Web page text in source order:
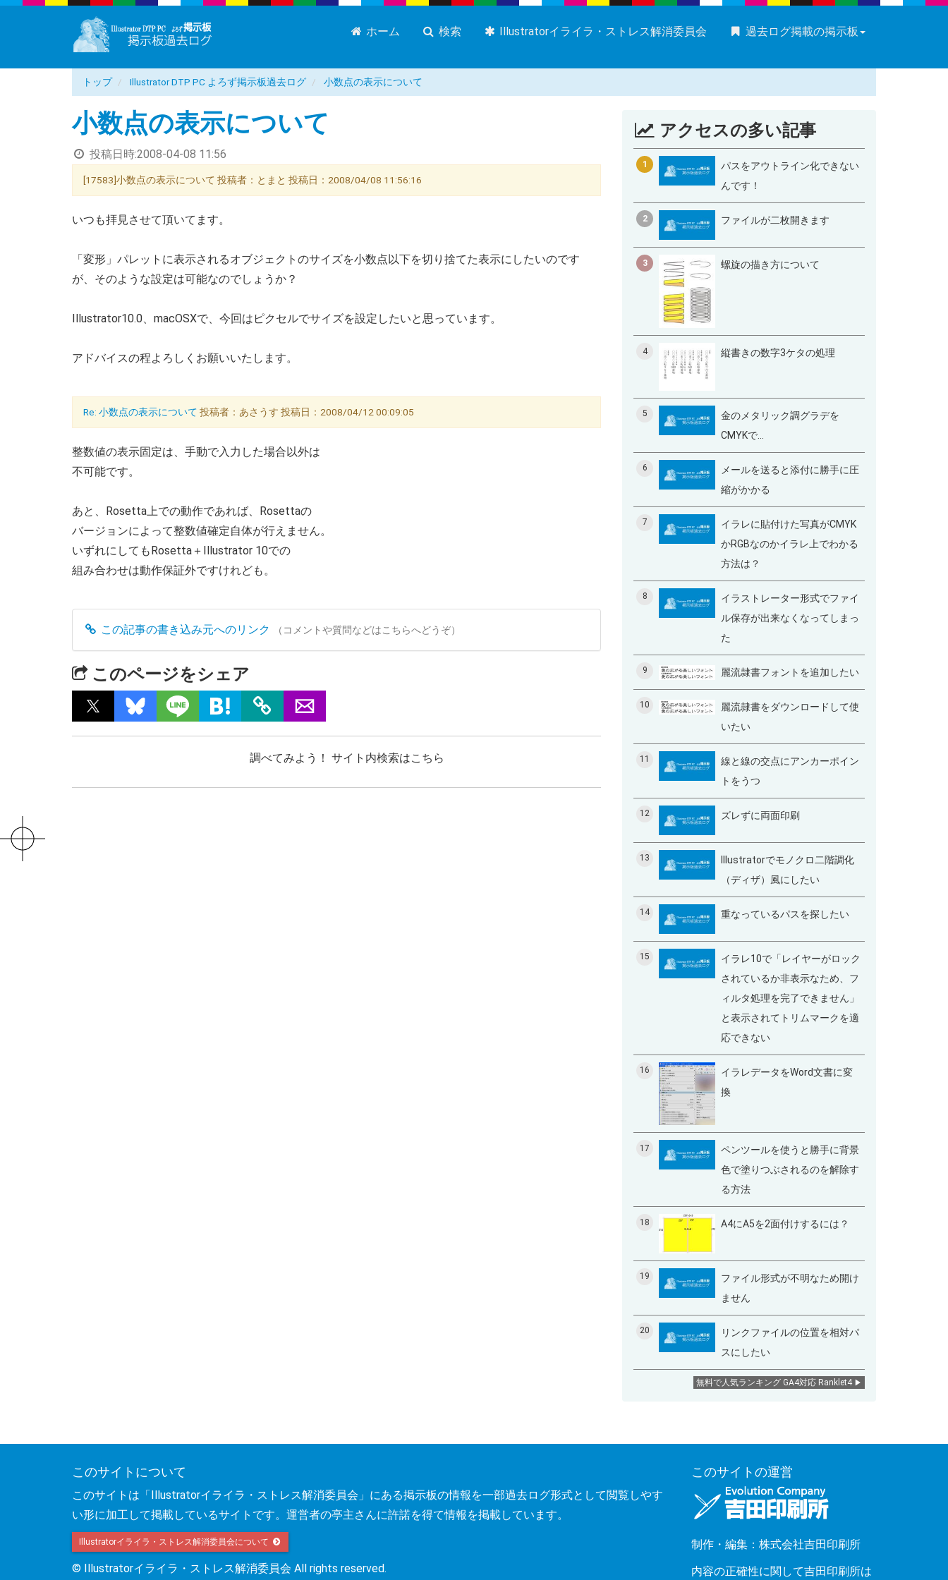
ホーム 検索 Illustratorイライラ・ストレス解消委員会 過去ログ掲載の掲示板
トップ Illustrator DTP PC よろず掲示板過去ログ 小数点の表示について
小数点の表示について
投稿日時:2008-04-08 11:56
[17583]小数点の表示について 投稿者：とまと 投稿日：2008/04/08 11:56:16
いつも拝見させて頂いてます。
「変形」パレットに表示されるオブジェクトのサイズを小数点以下を切り捨てた表示にしたいのです
が、そのような設定は可能なのでしょうか？
Illustrator10.0、macOSXで、今回はピクセルでサイズを設定したいと思っています。
アドバイスの程よろしくお願いいたします。
Re: 小数点の表示について 投稿者：あさうす 投稿日：2008/04/12 00:09:05
整数値の表示固定は、手動で入力した場合以外は
不可能です。
あと、Rosetta上での動作であれば、Rosettaの
バージョンによって整数値確定自体が行えません。
いずれにしてもRosetta＋Illustrator 10での
組み合わせは動作保証外ですけれども。
この記事の書き込み元へのリンク （コメントや質問などはこちらへどうぞ）
このページをシェア
調べてみよう！ サイト内検索はこちら
アクセスの多い記事
1
パスをアウトライン化できない
んです！
2 ファイルが二枚開きます
3 螺旋の描き方について
4 縦書きの数字3ケタの処理
5
金のメタリック調グラデを
CMYKで...
6
メールを送ると添付に勝手に圧
縮がかかる
7
イラレに貼付けた写真がCMYK
かRGBなのかイラレ上でわかる
方法は？
8
イラストレーター形式でファイ
ル保存が出来なくなってしまっ
た
9 麗流隷書フォントを追加したい
10
麗流隷書をダウンロードして使
いたい
11
線と線の交点にアンカーポイン
トをうつ
12 ズレずに両面印刷
13
Illustratorでモノクロ二階調化
（ディザ）風にしたい
14 重なっているパスを探したい
15
イラレ10で「レイヤーがロック
されているか非表示なため、フ
ィルタ処理を完了できません」
と表示されてトリムマークを適
応できない
16
イラレデータをWord文書に変
換
17
ペンツールを使うと勝手に背景
色で塗りつぶされるのを解除す
る方法
18 A4にA5を2面付けするには？
19
ファイル形式が不明なため開け
ません
20
リンクファイルの位置を相対パ
スにしたい
無料で人気ランキング GA4対応 Ranklet4
このサイトについて
このサイトは「Illustratorイライラ・ストレス解消委員会」にある掲示板の情報を一部過去ログ形式として閲覧しやす
い形に加工して掲載しているサイトです。運営者の亭主さんに許諾を得て情報を掲載しています。
Illustratorイライラ・ストレス解消委員会について
© Illustratorイライラ・ストレス解消委員会 All rights reserved.
このサイトの運営
制作・編集：株式会社吉田印刷所
内容の正確性に関して吉田印刷所は